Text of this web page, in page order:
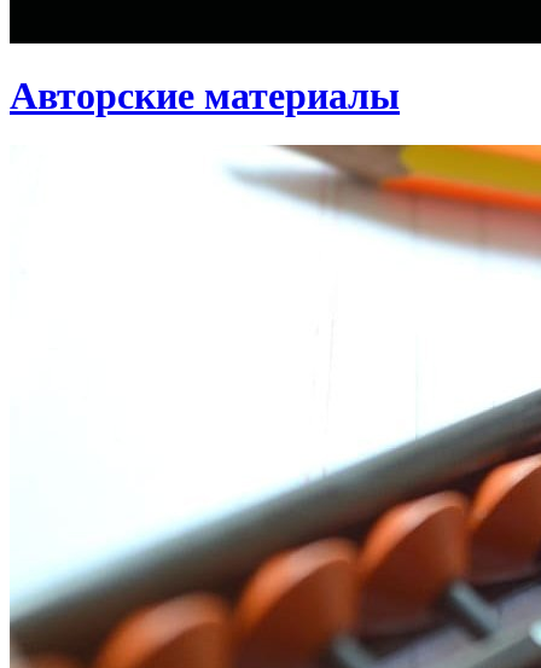
Авторские материалы